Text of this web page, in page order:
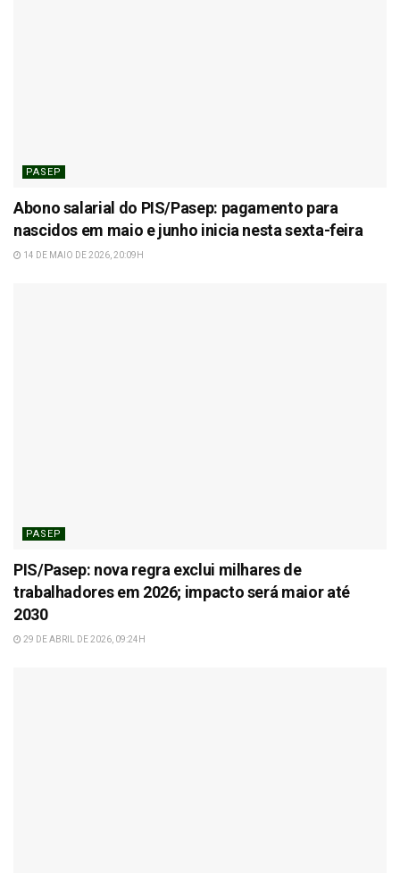
PASEP
Abono salarial do PIS/Pasep: pagamento para
nascidos em maio e junho inicia nesta sexta-feira
14 DE MAIO DE 2026, 20:09H
PASEP
PIS/Pasep: nova regra exclui milhares de
trabalhadores em 2026; impacto será maior até
2030
29 DE ABRIL DE 2026, 09:24H